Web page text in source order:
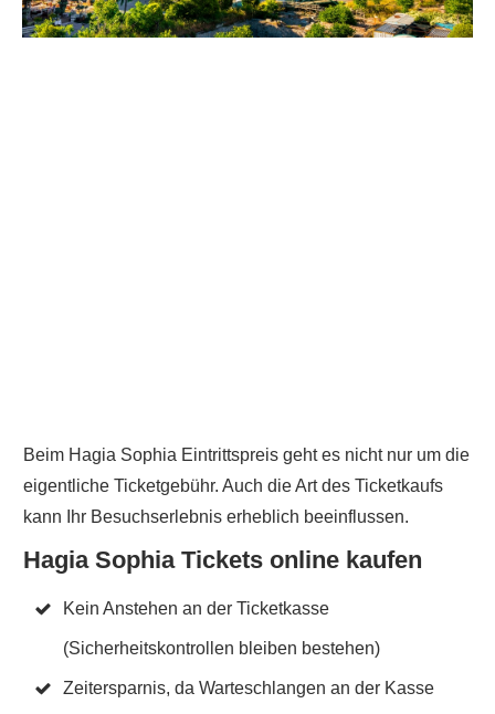
Beim Hagia Sophia Eintrittspreis geht es nicht nur um die
eigentliche Ticketgebühr. Auch die Art des Ticketkaufs
kann Ihr Besuchserlebnis erheblich beeinflussen.
Hagia Sophia Tickets online kaufen
Kein Anstehen an der Ticketkasse
(Sicherheitskontrollen bleiben bestehen)
Zeitersparnis, da Warteschlangen an der Kasse